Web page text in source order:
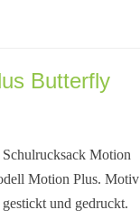
Butterfly
Motion
Motion Plus. Motiv
und gedruckt.